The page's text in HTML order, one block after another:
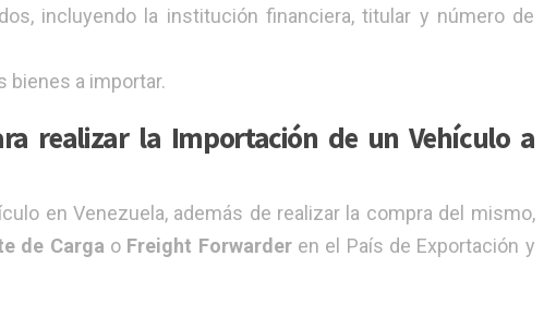
incluyendo la institución financiera, titular y número de
bienes a importar.
realizar la Importación de un Vehículo a
en Venezuela, además de realizar la compra del mismo,
de Carga o Freight Forwarderen el País de Exportación y